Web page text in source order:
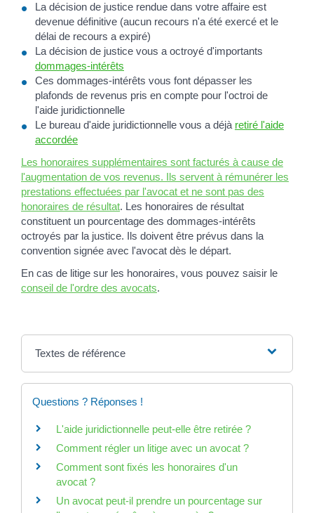
La décision de justice rendue dans votre affaire est
devenue définitive (aucun recours n'a été exercé et le
délai de recours a expiré)
La décision de justice vous a octroyé d'importants
dommages-intérêts
Ces dommages-intérêts vous font dépasser les
plafonds de revenus pris en compte pour l'octroi de
l'aide juridictionnelle
Le bureau d'aide juridictionnelle vous a déjà retiré l'aide
accordée
Les honoraires supplémentaires sont facturés à cause de
l'augmentation de vos revenus. Ils servent à rémunérer les
prestations effectuées par l'avocat et ne sont pas des
honoraires de résultat. Les honoraires de résultat
constituent un pourcentage des dommages-intérêts
octroyés par la justice. Ils doivent être prévus dans la
convention signée avec l'avocat dès le départ.
En cas de litige sur les honoraires, vous pouvez saisir le
conseil de l'ordre des avocats.
Textes de référence
Questions ? Réponses !
L'aide juridictionnelle peut-elle être retirée ?
Comment régler un litige avec un avocat ?
Comment sont fixés les honoraires d'un
avocat ?
Un avocat peut-il prendre un pourcentage sur